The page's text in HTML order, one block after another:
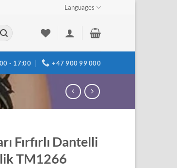
Languages
- 17:00 +47 900 99 000
Fırfırlı Dantelli
TM1266